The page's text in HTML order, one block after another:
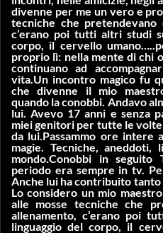
divenne per me un vero e
tecniche che
c’erano poi tutti altri studi
corpo, il cervello
proprio lì: nella mente di chi
continuano ad
vita.Un incontro magico fu
che divenne il mio
quando la conobbi. Andavo
lui. Avevo 17 anni e senza
miei genitori per tutte le volte
da lui.Passammo ore intere
magie. Tecniche,
mondo.Conobbi in
periodo era sempre in tv.
Anche lui ha contribuito
Lo considero un mio
alle mosse tecniche che
allenamento, c’erano poi
linguaggio del corpo, il